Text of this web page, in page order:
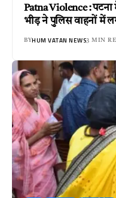
Patna Violence :
भीड़ ने पुलिस वाहनों में
BYHUM VATAN NEWS3 MIN